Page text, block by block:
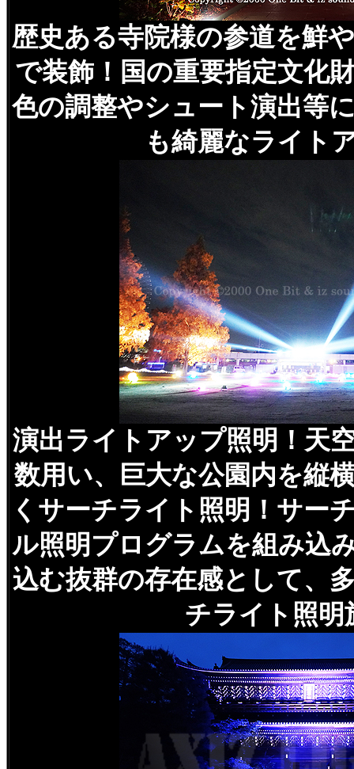
歴史ある寺院様の参道を鮮
で装飾！国の重要指定文化
色の調整やシュート演出等
も綺麗なライト
演出ライトアップ照明！天
数用い、巨大な公園内を縦
くサーチライト照明！サー
ル照明プログラムを組み込
込む抜群の存在感として、
チライト照明